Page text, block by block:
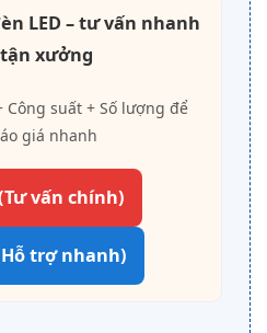
LED – tư vấn nhanh
xưởng
suất + Số lượng để
giá nhanh
vấn chính)
trợ nhanh)